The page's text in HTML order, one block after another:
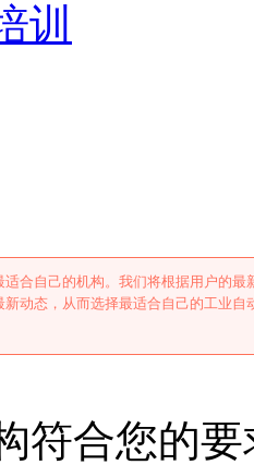
训
合自己的机构。我们将根据用户的
动态，从而选择最适合自己的工业自
符合您的要